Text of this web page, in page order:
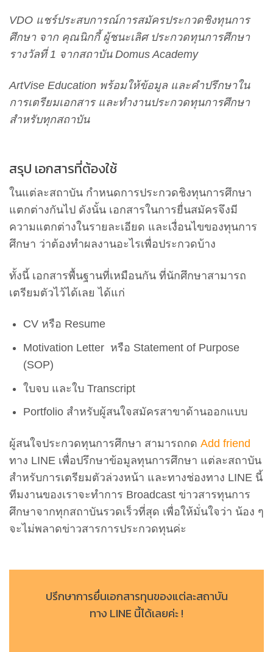
VDO แชร์ประสบการณ์การสมัครประกวดชิงทุนการ
ศึกษา จาก คุณนิกกี้ ผู้ชนะเลิศ ประกวดทุนการศึกษา
รางวัลที่ 1 จากสถาบัน Domus Academy
ArtVise Education พร้อมให้ข้อมูล และคำปรึกษาใน
การเตรียมเอกสาร และทำงานประกวดทุนการศึกษา
สำหรับทุกสถาบัน
สรุป เอกสารที่ต้องใช้
ในแต่ละสถาบัน กำหนดการประกวดชิงทุนการศึกษา
แตกต่างกันไป ดังนั้น เอกสารในการยื่นสมัครจึงมี
ความแตกต่างในรายละเอียด และเงื่อนไขของทุนการ
ศึกษา ว่าต้องทำผลงานอะไรเพื่อประกวดบ้าง
ทั้งนี้ เอกสารพื้นฐานที่เหมือนกัน ที่นักศึกษาสามารถ
เตรียมตัวไว้ได้เลย ได้แก่
CV หรือ Resume
Motivation Letter หรือ Statement of Purpose
(SOP)
ใบจบ และใบ Transcript
Portfolio สำหรับผู้สนใจสมัครสาขาด้านออกแบบ
ผู้สนใจประกวดทุนการศึกษา สามารถกด Add friend
ทาง LINE เพื่อปรึกษาข้อมูลทุนการศึกษา แต่ละสถาบัน
สำหรับการเตรียมตัวล่วงหน้า และทางช่องทาง LINE นี้
ทีมงานของเราจะทำการ Broadcast ข่าวสารทุนการ
ศึกษาจากทุกสถาบันรวดเร็วที่สุด เพื่อให้มั่นใจว่า น้อง ๆ
จะไม่พลาดข่าวสารการประกวดทุนค่ะ
ปรึกษาการยื่นเอกสารทุนของแต่ละสถาบัน
ทาง LINE นี้ได้เลยค่ะ !